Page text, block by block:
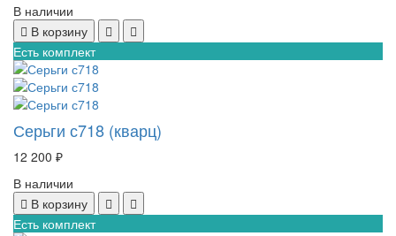
В наличии
В корзину
Есть комплект
Серьги с718 (кварц)
12 200 ₽
В наличии
В корзину
Есть комплект